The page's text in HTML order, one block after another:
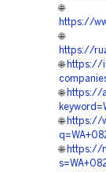
🌐
https://
🌐
https://
🌐 https://
🌐 https://
🌐 https://
🌐 https://